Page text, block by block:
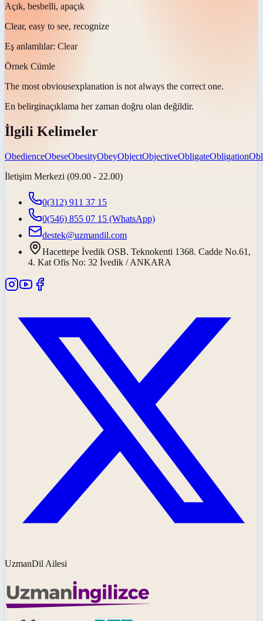
Açık, besbelli, apaçık
Clear, easy to see, recognize
Eş anlamlılar: Clear
Örnek Cümle
The most obviousexplanation is not always the correct one.
En belirginaçıklama her zaman doğru olan değildir.
İlgili Kelimeler
ObedienceObeseObesityObeyObjectObjectiveObligateObligation
İletişim Merkezi (09.00 - 22.00)
0(312) 911 37 15
0(546) 855 07 15 (WhatsApp)
destek@uzmandil.com
Hacettepe İvedik OSB. Teknokenti 1368. Cadde No.61,
4. Kat Ofis No: 32 İvedik / ANKARA
UzmanDil Ailesi